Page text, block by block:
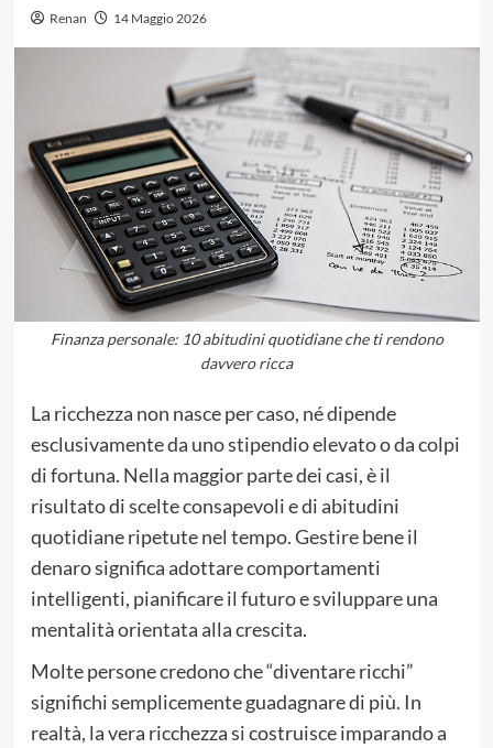
Renan 14 Maggio 2026
Finanza personale: 10 abitudini quotidiane che ti rendono
davvero ricca
La ricchezza non nasce per caso, né dipende
esclusivamente da uno stipendio elevato o da colpi
di fortuna. Nella maggior parte dei casi, è il
risultato di scelte consapevoli e di abitudini
quotidiane ripetute nel tempo. Gestire bene il
denaro significa adottare comportamenti
intelligenti, pianificare il futuro e sviluppare una
mentalità orientata alla crescita.
Molte persone credono che “diventare ricchi”
significhi semplicemente guadagnare di più. In
realtà, la vera ricchezza si costruisce imparando a